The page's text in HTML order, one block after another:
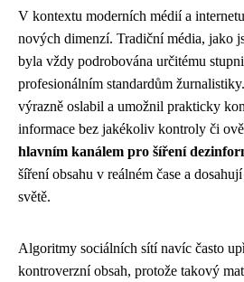
V kontextu moderních médií a
nových dimenzí. Tradiční média, jako
byla vždy podrobována určitému
profesionálním standardům
výrazně oslabil a umožnil prakticky
informace bez jakékoliv kontroly či
hlavním kanálem pro šíření
šíření obsahu v reálném čase a
světě.
Algoritmy sociálních sítí navíc často
kontroverzní obsah, protože takový